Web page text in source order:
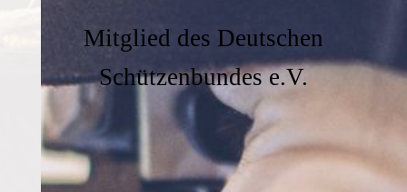
Mitglied des Deutschen
Schützenbundes e.V.